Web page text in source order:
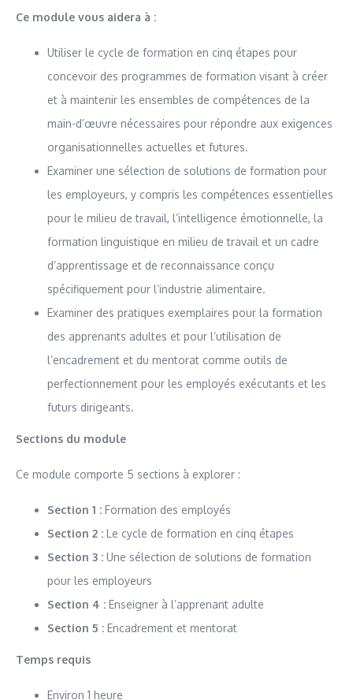
Ce module vous aidera à :
Utiliser le cycle de formation en cinq étapes pour
concevoir des programmes de formation visant à créer
et à maintenir les ensembles de compétences de la
main-d’œuvre nécessaires pour répondre aux exigences
organisationnelles actuelles et futures.
Examiner une sélection de solutions de formation pour
les employeurs, y compris les compétences essentielles
pour le milieu de travail, l’intelligence émotionnelle, la
formation linguistique en milieu de travail et un cadre
d’apprentissage et de reconnaissance conçu
spécifiquement pour l’industrie alimentaire.
Examiner des pratiques exemplaires pour la formation
des apprenants adultes et pour l’utilisation de
l’encadrement et du mentorat comme outils de
perfectionnement pour les employés exécutants et les
futurs dirigeants.
Sections du module
Ce module comporte 5 sections à explorer :
Section 1 : Formation des employés
Section 2 : Le cycle de formation en cinq étapes
Section 3 : Une sélection de solutions de formation
pour les employeurs
Section 4 : Enseigner à l’apprenant adulte
Section 5 : Encadrement et mentorat
Temps requis
Environ 1 heure